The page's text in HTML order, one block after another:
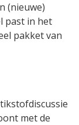
(nieuwe)
past in het
pakket van
met de